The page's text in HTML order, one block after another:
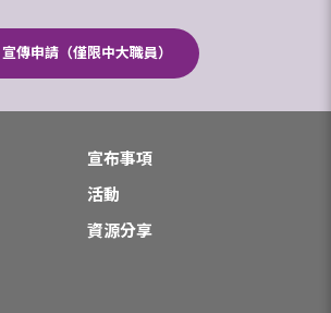
宣傳申請（僅限中大職員）
宣布事項
活動
資源分享